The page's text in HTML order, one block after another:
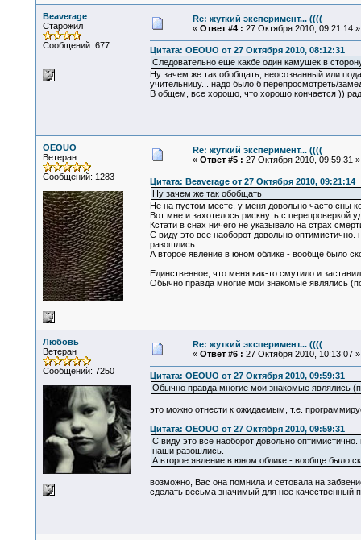
Beaverage
Старожил
Сообщений: 677
Re: жуткий эксперимент... ((((
« Ответ #4 : 27 Октября 2010, 09:21:14 »
Цитата: OEOUO от 27 Октября 2010, 08:12:31
Следовательно еще какбе один камушек в
Ну зачем же так обобщать, неосознанный или
учительницу... надо было б перепросмотреть/
В общем, все хорошо, что хорошо кончается ))
OEOUO
Ветеран
Сообщений: 1283
Re: жуткий эксперимент... ((((
« Ответ #5 : 27 Октября 2010, 09:59:31 »
Цитата: Beaverage от 27 Октября 2010, 09:21:14
Ну зачем же так обобщать
Не на пустом месте. у меня довольно часто сны
Вот мне и захотелось рискнуть с перепроверкой
Кстати в снах ничего не указывало на страх
С виду это все наоборот довольно оптимистично.
разошлись.
А второе явление в юном облике - вообще было
Единственное, что меня как-то смутило и
Обычно правда многие мои знакомые являлись
Любовь
Ветеран
Сообщений: 7250
Re: жуткий эксперимент... ((((
« Ответ #6 : 27 Октября 2010, 10:13:07 »
Цитата: OEOUO от 27 Октября 2010, 09:59:31
Обычно правда многие мои знакомые являлись
это можно отнести к ожидаемым, т.е.
Цитата: OEOUO от 27 Октября 2010, 09:59:31
С виду это все наоборот довольно оптимистично.
наши разошлись.
А второе явление в юном облике - вообще было
возможно, Вас она помнила и сетовала на
сделать весьма значимый для нее качественный